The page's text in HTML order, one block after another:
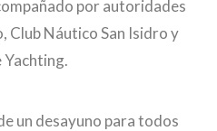
por autoridades
Club Náutico San Isidro y
Yachting.
un desayuno para todos